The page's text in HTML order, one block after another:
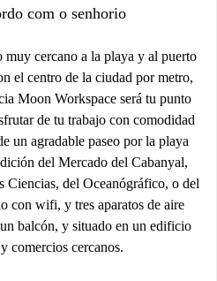
com o senhorio
cercano a la playa y al puerto
el centro de la ciudad por metro,
Moon Workspace será tu punto
de tu trabajo con comodidad
un agradable paseo por la playa
del Mercado del Cabanyal,
Ciencias, del Oceanógráfico, o del
con wifi, y tres aparatos de aire
balcón, y situado en un edificio
comercios cercanos.